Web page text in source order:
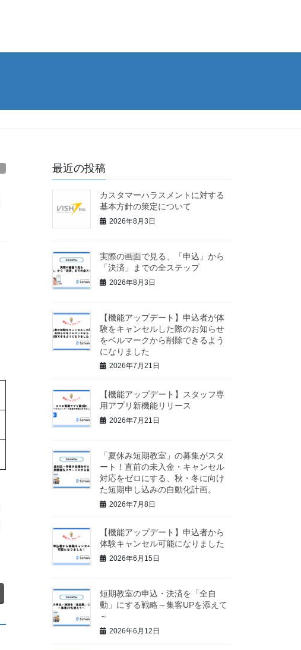
最近の投稿
カスタマーハラスメントに対する
基本方針の策定について
2026年8月3日
実際の画面で見る、「申込」から
「決済」までの全ステップ
2026年8月3日
【機能アップデート】申込者が体
験をキャンセルした際のお知らせ
をベルマークから削除できるよう
になりました
2026年7月21日
【機能アップデート】スタッフ専
用アプリ新機能リリース
2026年7月21日
「夏休み短期教室」の募集がスタ
ート！直前の未入金・キャンセル
対応をゼロにする、秋・冬に向け
た短期申し込みの自動化計画。
2026年7月8日
【機能アップデート】申込者から
体験キャンセル可能になりました
2026年6月15日
短期教室の申込・決済を「全自
動」にする戦略～集客UPを添えて
～
2026年6月12日